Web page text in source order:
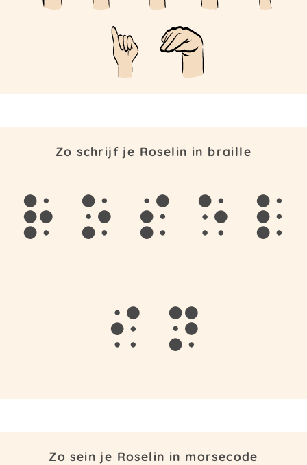
Zo schrijf je Roselin in braille
r o s e l
i n
Zo sein je Roselin in morsecode